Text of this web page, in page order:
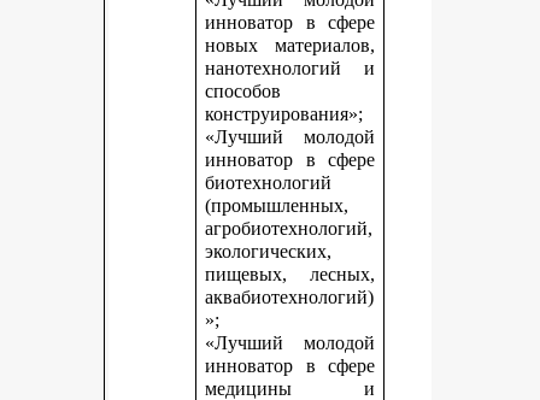
инноватор в сфере
новых материалов,
нанотехнологий и
способов
конструирования»;
«Лучший молодой
инноватор в сфере
биотехнологий
(промышленных,
агробиотехнологий,
экологических,
пищевых, лесных,
аквабиотехнологий)
»;
«Лучший молодой
инноватор в сфере
медицины и